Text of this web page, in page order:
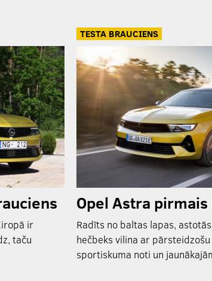
ir
taču
TESTA BRAUCIENS
Opel Astra
Radīts no baltas lapas,
hečbeks vilina ar
sportiskuma noti un